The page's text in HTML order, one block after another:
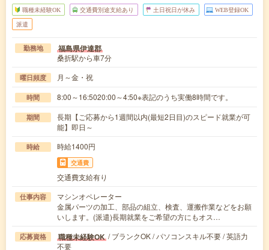
職種未経験OK 交通費別途支給あり 土日祝日が休み WEB登録OK
派遣
勤務地 福島県伊達郡
桑折駅から車7分
曜日頻度 月～金・祝
時間 8:00～16:5020:00～4:50※表記のうち実働8時間です。
期間
長期【ご応募から1週間以内(最短2日目)のスピード就業が可
能】即日～
時給 時給1400円
交通費
交通費支給有り
仕事内容
マシンオペレーター
金属パーツの加工、部品の組立、検査、運搬作業などをお願
いします。(派遣)長期就業をご希望の方にもオス…
応募資格 職種未経験OK / ブランクOK / パソコンスキル不要 / 英語力
不要